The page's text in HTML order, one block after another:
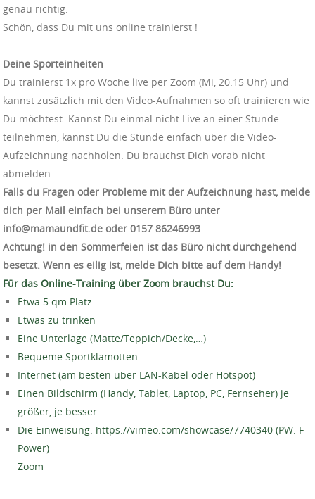
genau richtig.
Schön, dass Du mit uns online trainierst !
Deine Sporteinheiten
Du trainierst 1x pro Woche live per Zoom (Mi, 20.15 Uhr) und
kannst zusätzlich mit den Video-Aufnahmen so oft trainieren wie
Du möchtest. Kannst Du einmal nicht Live an einer Stunde
teilnehmen, kannst Du die Stunde einfach über die Video-
Aufzeichnung nachholen. Du brauchst Dich vorab nicht
abmelden.
Falls du Fragen oder Probleme mit der Aufzeichnung hast, melde
dich per Mail einfach bei unserem Büro unter
info@mamaundfit.de oder ‭0157 86246993‬
Achtung! in den Sommerfeien ist das Büro nicht durchgehend
besetzt. Wenn es eilig ist, melde Dich bitte auf dem Handy!
Für das Online-Training über Zoom brauchst Du:
Etwa 5 qm Platz
Etwas zu trinken
Eine Unterlage (Matte/Teppich/Decke,…)
Bequeme Sportklamotten
Internet (am besten über LAN-Kabel oder Hotspot)
Einen Bildschirm (Handy, Tablet, Laptop, PC, Fernseher) je
größer, je besser
Die Einweisung: https://vimeo.com/showcase/7740340 (PW: F-
Power)
Zoom